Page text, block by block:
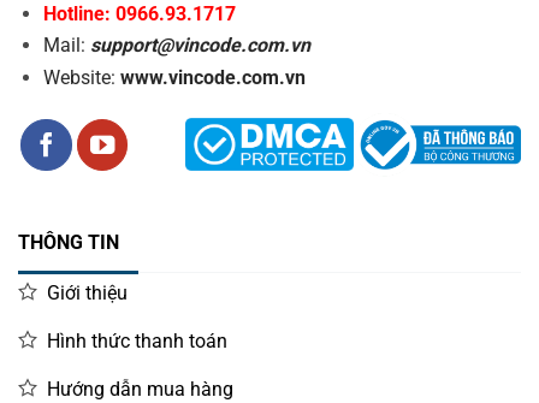
Hotline: 0966.93.1717
Mail: support@vincode.com.vn
Website: www.vincode.com.vn
THÔNG TIN
Giới thiệu
Hình thức thanh toán
Hướng dẫn mua hàng